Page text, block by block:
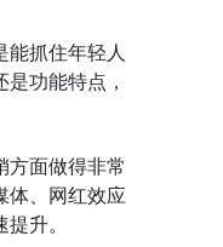
能抓住年轻人
功能特点，
方面做得非常
体、网红效应
升。